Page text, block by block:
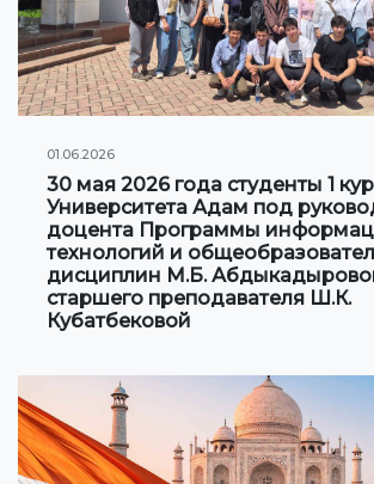
01.06.2026
30 мая 2026 года студенты 1
Университета Адам под
доцента Программы
технологий и
дисциплин М.Б.
старшего преподавателя Ш.К.
Кубатбековой